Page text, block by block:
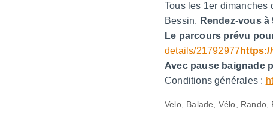
Tous les 1er
Bessin. Rendez-vous
Le parcours prévu
details/21792977
Avec pause baignade
Conditions générales :
Velo, Balade, Vélo, Rando,